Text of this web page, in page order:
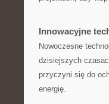
Innowacyjne
Nowoczesne
dzisiejszych
przyczyni‌ się ​do
energię.